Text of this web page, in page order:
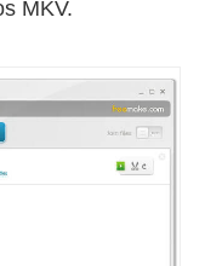
MKV.